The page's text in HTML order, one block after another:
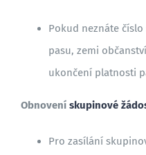
Pokud neznáte
pasu, zemi
ukončení platnosti
Obnovení skupinové
Pro zasílání